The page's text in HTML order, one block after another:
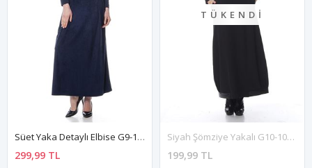
Süet Yaka Detaylı Elbise G9-113291
299,99 TL
TÜKENDI
Siyah Şömziye Yakalı G10-100047
199,99 TL